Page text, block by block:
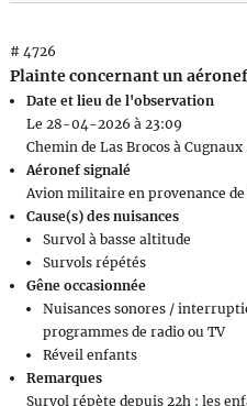
# 4726
Plainte concernant un aéronef
Date et lieu de l'observation
Le 28-04-2026 à 23:09
Chemin de Las Brocos à
Aéronef signalé
Avion militaire en provenance
Cause(s) des nuisances
Survol à basse altitude
Survols répétés
Gêne occasionnée
Nuisances sonores /
programmes de radio ou TV
Réveil enfants
Remarques
Survol répète depuis 22h : les